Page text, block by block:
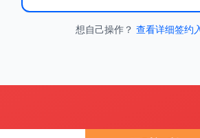
想自己操作？ 查看详细签约